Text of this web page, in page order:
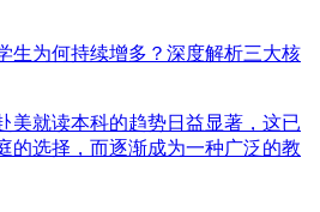
生为何持续增多？深度解析三大核
美就读本科的趋势日益显著，这已
的选择，而逐渐成为一种广泛的教